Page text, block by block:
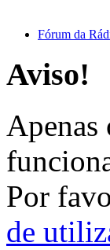
Fórum da
Aviso!
Apenas
Por
de